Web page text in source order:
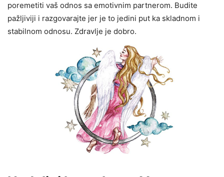
poremetiti vaš odnos sa emotivnim partnerom. Budite
pažljiviji i razgovarajte jer je to jedini put ka skladnom i
stabilnom odnosu. Zdravlje je dobro.